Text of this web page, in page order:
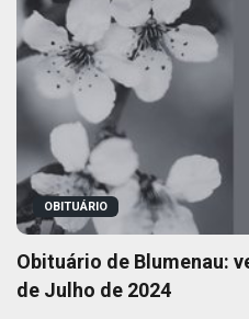
OBITUÁRIO
Obituário de Blumenau:
de Julho de 2024